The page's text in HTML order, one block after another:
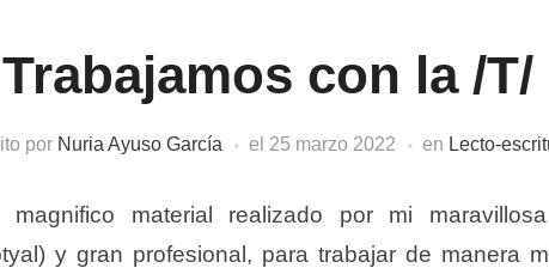
Trabajamos con la /T/
por Nuria Ayuso García el 25 marzo 2022 en Lecto-
material realizado por mi
y gran profesional, para trabajar de manera